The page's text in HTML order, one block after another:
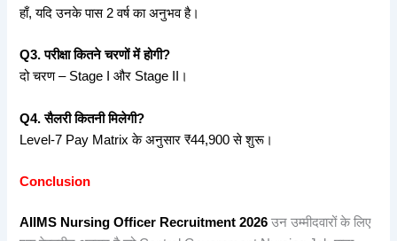
हाँ, यदि उनके पास 2 वर्ष का अनुभव है।
Q3.परीक्षाकितनेचरणोंमेंहोगी?
दो चरण – Stage I और Stage II।
Q4.सैलरीकितनीमिलेगी?
Level-7 Pay Matrix के अनुसार ₹44,900 से शुरू।
Conclusion
AIIMS Nursing Officer Recruitment 2026 उन उम्मीदवारों के लिए